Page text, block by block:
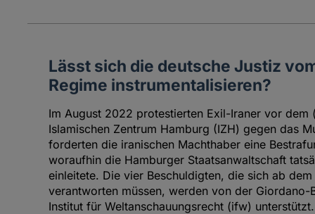
Lässt sich die deutsche Justiz
Regime instrumentalisieren?
Im August 2022 protestierten Exil-Iraner vor dem
Islamischen Zentrum Hamburg (IZH) gegen das
forderten die iranischen Machthaber eine
woraufhin die Hamburger Staatsanwaltschaft
einleitete. Die vier Beschuldigten, die sich ab
verantworten müssen, werden von der
Institut für Weltanschauungsrecht (ifw) unterstützt.